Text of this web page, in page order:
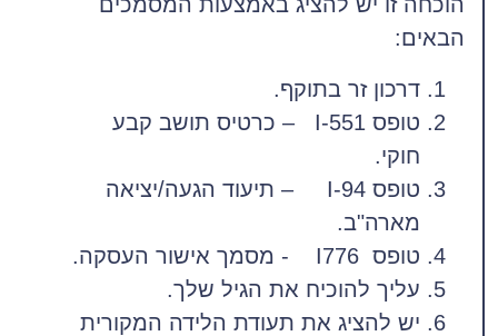
הבאים:
דרכון זר בתוקף.
טופס I-551 – כרטיס תושב קבע
חוקי.
טופס I-94 – תיעוד הגעה/יציאה
מארה"ב.
טופס I776 - מסמך אישור העסקה.
עליך להוכיח את הגיל שלך.
יש להציג את תעודת הלידה המקורית